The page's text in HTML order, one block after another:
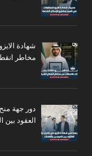
مخاطر
دور جهة
العقود بين